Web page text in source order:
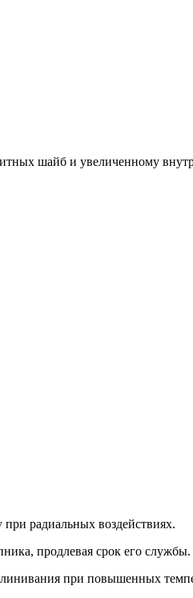
шайб и увеличенному
радиальных воздействиях.
продлевая срок его службы.
при повышенных